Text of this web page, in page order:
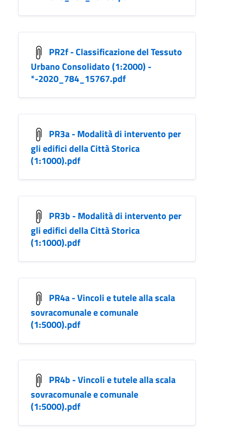
PR2f - Classificazione del Tessuto
Urbano Consolidato (1:2000) -
*-2020_784_15767.pdf
PR3a - Modalità di intervento per
gli edifici della Città Storica
(1:1000).pdf
PR3b - Modalità di intervento per
gli edifici della Città Storica
(1:1000).pdf
PR4a - Vincoli e tutele alla scala
sovracomunale e comunale
(1:5000).pdf
PR4b - Vincoli e tutele alla scala
sovracomunale e comunale
(1:5000).pdf